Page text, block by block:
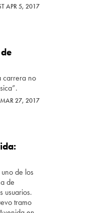
APR 5, 2017
carrera no
27, 2017
de los
de
usuarios.
tramo